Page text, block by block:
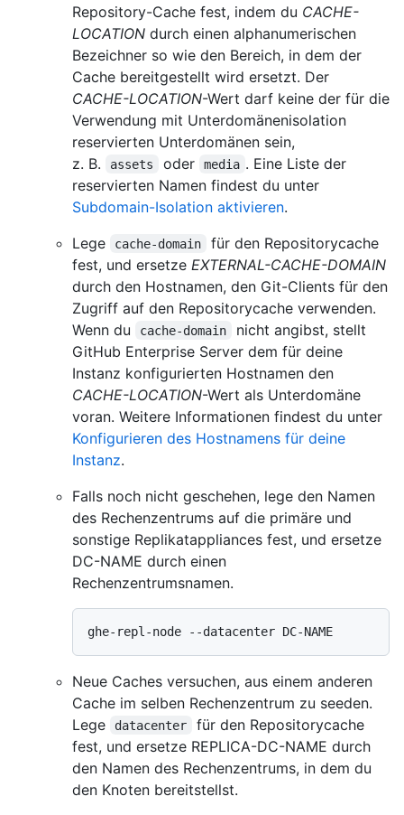
Repository-Cache fest, indem du CACHE-
LOCATION durch einen alphanumerischen
Bezeichner so wie den Bereich, in dem der
Cache bereitgestellt wird ersetzt. Der
CACHE-LOCATION-Wert darf keine der für die
Verwendung mit Unterdomänenisolation
reservierten Unterdomänen sein,
z. B.
assets oder media . Eine Liste der
reservierten Namen findest du unter
Subdomain-Isolation aktivieren.
Lege
cache-domain
für den Repositorycache
fest, und ersetze EXTERNAL-CACHE-DOMAIN
durch den Hostnamen, den Git-Clients für den
Zugriff auf den Repositorycache verwenden.
Wenn du
cache-domain
nicht angibst, stellt
GitHub Enterprise Server dem für deine
Instanz konfigurierten Hostnamen den
CACHE-LOCATION-Wert als Unterdomäne
voran. Weitere Informationen findest du unter
Konfigurieren des Hostnamens für deine
Instanz.
Falls noch nicht geschehen, lege den Namen
des Rechenzentrums auf die primäre und
sonstige Replikatappliances fest, und ersetze
DC-NAME durch einen
Rechenzentrumsnamen.
Neue Caches versuchen, aus einem anderen
Cache im selben Rechenzentrum zu seeden.
Lege
datacenter
für den Repositorycache
fest, und ersetze REPLICA-DC-NAME durch
den Namen des Rechenzentrums, in dem du
den Knoten bereitstellst.